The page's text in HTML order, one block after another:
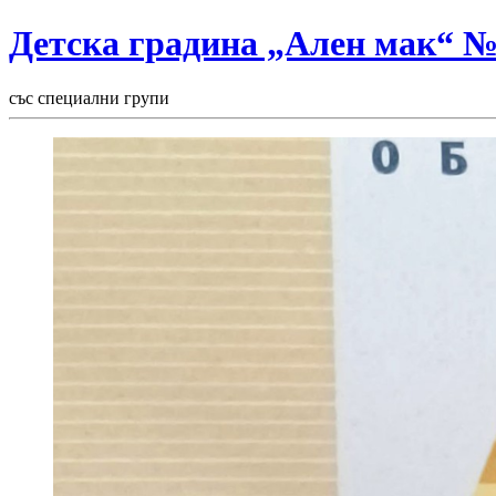
Детска градина „Ален мак“
със специални групи